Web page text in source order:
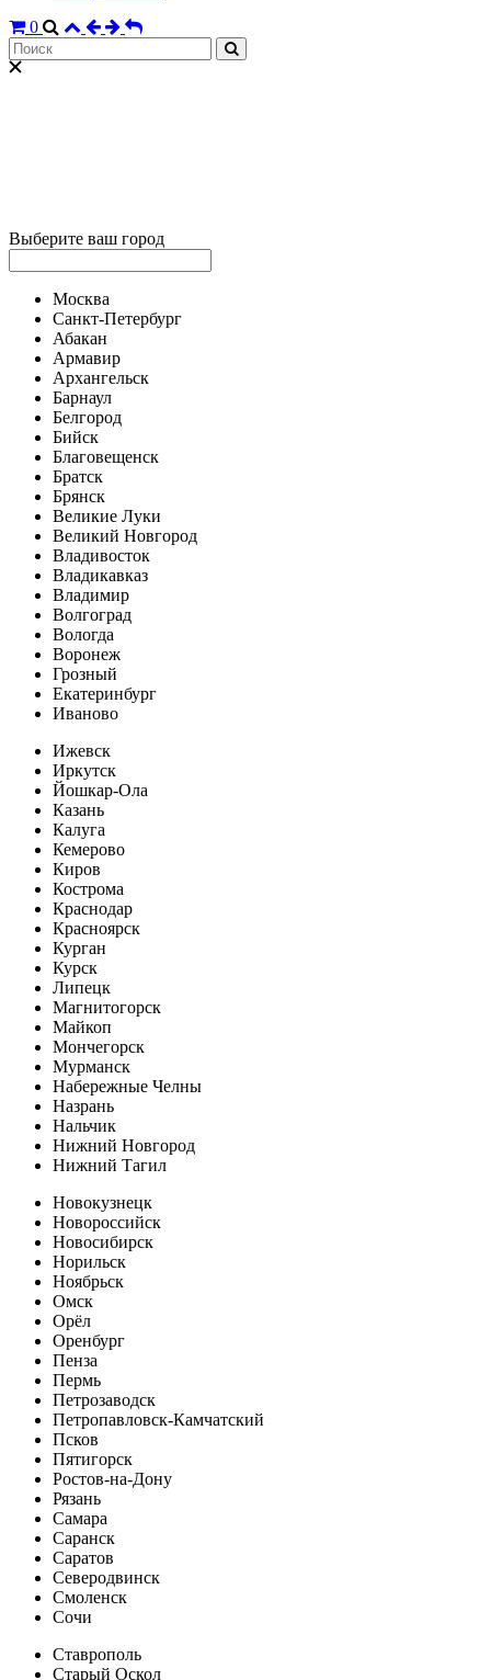
0
Выберите ваш город
Москва
Санкт-Петербург
Абакан
Армавир
Архангельск
Барнаул
Белгород
Бийск
Благовещенск
Братск
Брянск
Великие Луки
Великий Новгород
Владивосток
Владикавказ
Владимир
Волгоград
Вологда
Воронеж
Грозный
Екатеринбург
Иваново
Ижевск
Иркутск
Йошкар-Ола
Казань
Калуга
Кемерово
Киров
Кострома
Краснодар
Красноярск
Курган
Курск
Липецк
Магнитогорск
Майкоп
Мончегорск
Мурманск
Набережные Челны
Назрань
Нальчик
Нижний Новгород
Нижний Тагил
Новокузнецк
Новороссийск
Новосибирск
Норильск
Ноябрьск
Омск
Орёл
Оренбург
Пенза
Пермь
Петрозаводск
Петропавловск-Камчатский
Псков
Пятигорск
Ростов-на-Дону
Рязань
Самара
Саранск
Саратов
Северодвинск
Смоленск
Сочи
Ставрополь
Старый Оскол